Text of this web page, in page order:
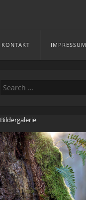
KONTAKT IMPRESSUM
Search
Bildergalerie